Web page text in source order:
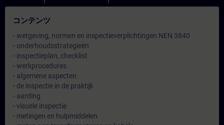
コンテンツ
- wetgeving, normen en inspectieverplichtingen NEN 3840
- onderhoudsstrategieën
- inspectieplan, checklist
- werkprocedures
- algemene aspecten
- de inspectie in de praktijk
- aarding
- visuele inspectie
- metingen en hulpmiddelen